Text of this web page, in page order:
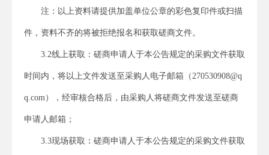
注：以上资料请提供加盖单位公章的彩色复印件或扫描
件 ， 资料不齐的将被拒绝报名和获取磋商文件。
3.2线上获取： 磋商申请人于本公告规定的采购文件获取
时间内 ， 将以上文件发送至采购人电子邮箱（ 270530908@q
q.com ） ， 经审核合格后，由采购人将磋商文件发送至磋商
申请人邮箱；
3.3现场获取： 磋商申请人于本公告规定的采购文件获取